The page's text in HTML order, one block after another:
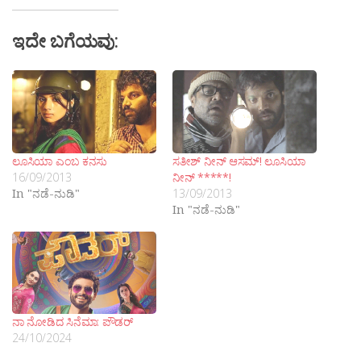
ಇದೇ ಬಗೆಯವು:
ಲೂಸಿಯಾ ಎಂಬ ಕನಸು
16/09/2013
In "ನಡೆ-ನುಡಿ"
ಸತೀಶ್ ನೀನ್ ಆಸಮ್! ಲೂಸಿಯಾ
ನೀನ್ *****!
13/09/2013
In "ನಡೆ-ನುಡಿ"
ನಾ ನೋಡಿದ ಸಿನೆಮಾ: ಪೌಡರ್
24/10/2024